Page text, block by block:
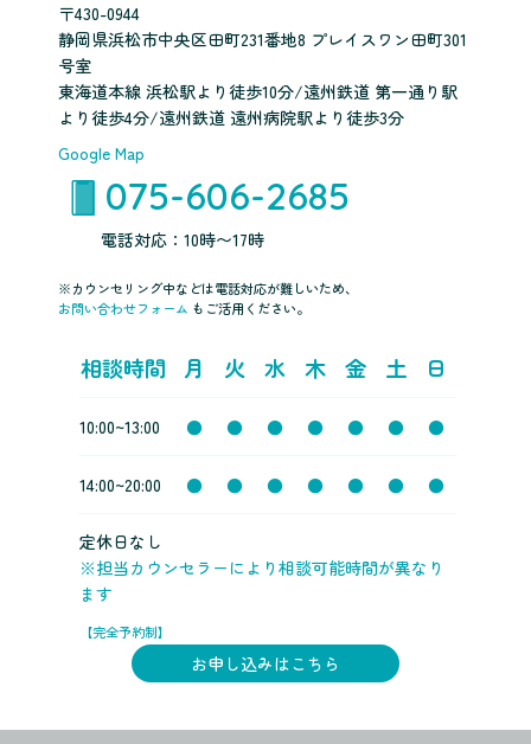
〒430-0944
静岡県浜松市中央区田町231番地8 プレイスワン田町301
号室
東海道本線 浜松駅より徒歩10分/遠州鉄道 第一通り駅
より徒歩4分/遠州鉄道 遠州病院駅より徒歩3分
Google Map
075-606-2685
電話対応：10時〜17時
※カウンセリング中などは電話対応が難しいため、
お問い合わせフォーム もご活用ください。
相談時間 月 火 水 木 金 土 日
10:00~13:00 ● ● ● ● ● ● ●
14:00~20:00 ● ● ● ● ● ● ●
定休日なし
※担当カウンセラーにより相談可能時間が異なり
ます
【完全予約制】
お申し込みはこちら